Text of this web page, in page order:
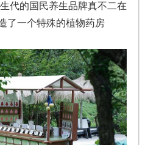
代的国民养生品牌真不二在
了一个特殊的植物药房